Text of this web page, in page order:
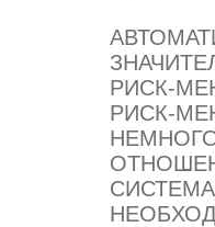
РИСК-
РИСК-